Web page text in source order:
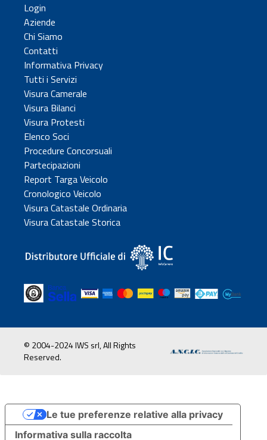
Login
Aziende
Chi Siamo
Contatti
Informativa Privacy
Tutti i Servizi
Visura Camerale
Visura Bilanci
Visura Protesti
Elenco Soci
Procedure Concorsuali
Partecipazioni
Report Targa Veicolo
Cronologico Veicolo
Visura Catastale Ordinaria
Visura Catastale Storica
© 2004-2024 IWS srl, All Rights
Reserved.
Informativa sulla raccolta
Le tue preferenze relative alla privacy